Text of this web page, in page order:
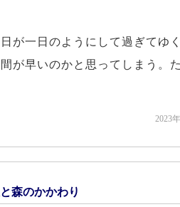
が一日のようにして過ぎてゆ
が早いのかと思ってしまう。
2023
森のかかわり